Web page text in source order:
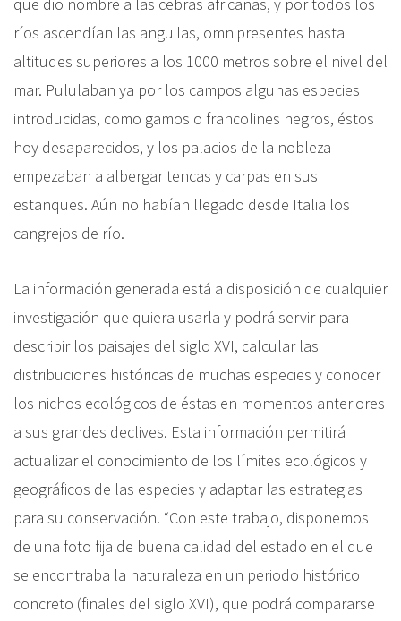
que dio nombre a las cebras africanas, y por todos los
ríos ascendían las anguilas, omnipresentes hasta
altitudes superiores a los 1000 metros sobre el nivel del
mar. Pululaban ya por los campos algunas especies
introducidas, como gamos o francolines negros, éstos
hoy desaparecidos, y los palacios de la nobleza
empezaban a albergar tencas y carpas en sus
estanques. Aún no habían llegado desde Italia los
cangrejos de río.
La información generada está a disposición de cualquier
investigación que quiera usarla y podrá servir para
describir los paisajes del siglo XVI, calcular las
distribuciones históricas de muchas especies y conocer
los nichos ecológicos de éstas en momentos anteriores
a sus grandes declives. Esta información permitirá
actualizar el conocimiento de los límites ecológicos y
geográficos de las especies y adaptar las estrategias
para su conservación. “Con este trabajo, disponemos
de una foto fija de buena calidad del estado en el que
se encontraba la naturaleza en un periodo histórico
concreto (finales del siglo XVI), que podrá compararse